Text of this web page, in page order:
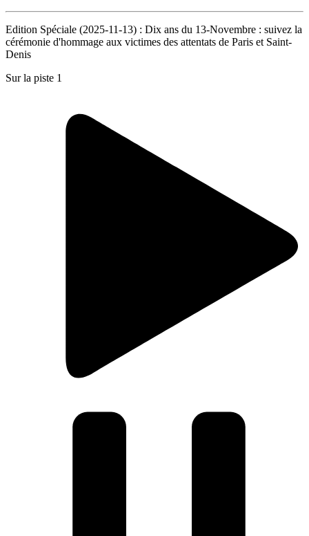
Edition Spéciale (2025-11-13) : Dix ans du 13-Novembre : suivez la
cérémonie d'hommage aux victimes des attentats de Paris et Saint-
Denis
Sur la piste 1